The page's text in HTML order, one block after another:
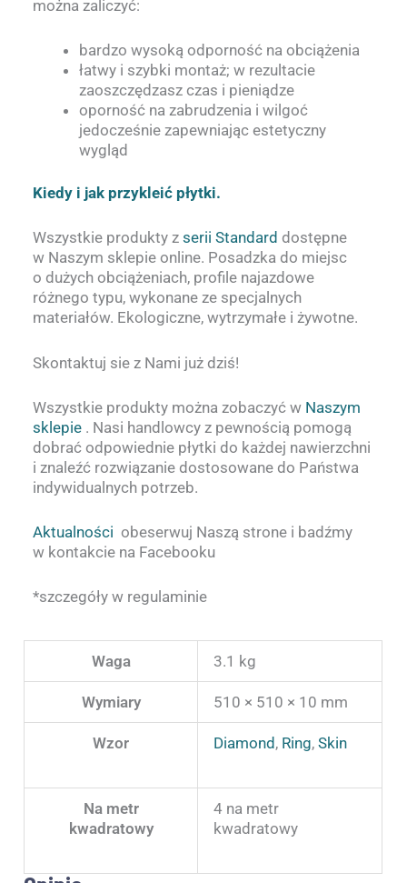
można zaliczyć:
bardzo wysoką odporność na obciążenia
łatwy i szybki montaż; w rezultacie
zaoszczędzasz czas i pieniądze
oporność na zabrudzenia i wilgoć
jedocześnie zapewniając estetyczny
wygląd
Kiedy i jak przykleić płytki.
Wszystkie produkty zserii Standard dostępne
w Naszym sklepie online. Posadzka do miejsc
o dużych obciążeniach, profile najazdowe
różnego typu, wykonane ze specjalnych
materiałów. Ekologiczne, wytrzymałe i żywotne.
Skontaktuj sie z Nami już dziś!
Wszystkie produkty można zobaczyć w Naszym
sklepie . Nasi handlowcy z pewnością pomogą
dobrać odpowiednie płytki do każdej nawierzchni
i znaleźć rozwiązanie dostosowane do Państwa
indywidualnych potrzeb.
Aktualności obeserwuj Naszą strone i badźmy
w kontakcie na Facebooku
*szczegóły w regulaminie
Waga 3.1 kg
Wymiary 510 × 510 × 10 mm
Wzor Diamond , Ring,Skin
Na metr
kwadratowy
4 na metr
kwadratowy